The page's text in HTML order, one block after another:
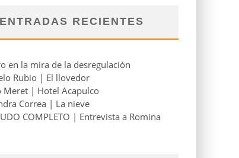
ENTRADAS RECIENTES
en la mira de la desregulación
Rubio | El llovedor
Meret | Hotel Acapulco
Correa | La nieve
COMPLETO | Entrevista a Romina